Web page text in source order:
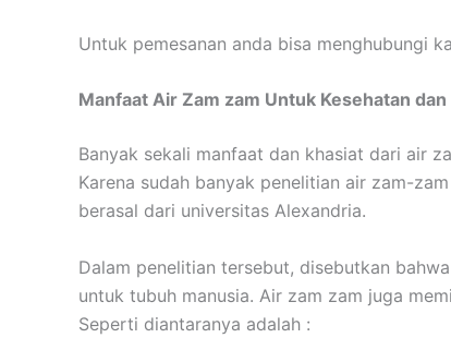
Untuk pemesanan anda bisa menghubungi
Manfaat Air Zam zam Untuk Kesehatan
Banyak sekali manfaat dan khasiat dari air
Karena sudah banyak penelitian air zam-
berasal dari universitas Alexandria.
Dalam penelitian tersebut, disebutkan
untuk tubuh manusia. Air zam zam juga
Seperti diantaranya adalah :